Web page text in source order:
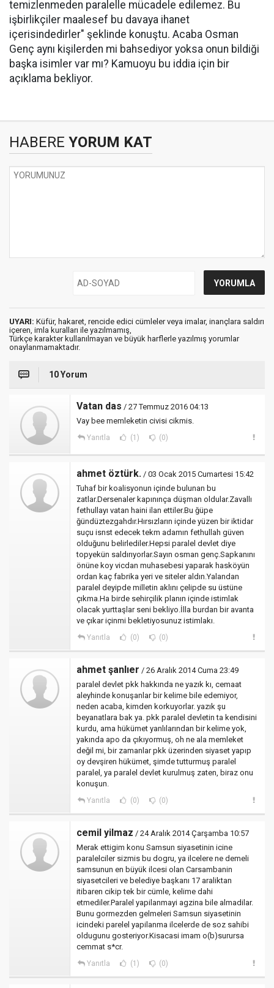
temizlenmeden paralelle mücadele edilemez. Bu
işbirlikçiler maalesef bu davaya ihanet
içerisindedirler" şeklinde konuştu. Acaba Osman
Genç aynı kişilerden mi bahsediyor yoksa onun bildiği
başka isimler var mı? Kamuoyu bu iddia için bir
açıklama bekliyor.
HABERE YORUM KAT
UYARI: Küfür, hakaret, rencide edici cümleler veya imalar, inançlara saldırı
içeren, imla kuralları ile yazılmamış,
Türkçe karakter kullanılmayan ve büyük harflerle yazılmış yorumlar
onaylanmamaktadır.
10 Yorum
Vatan das / 27 Temmuz 2016 04:13
Vay bee memleketin civisi cikmis.
Yanıtla (1) (0)
ahmet öztürk. / 03 Ocak 2015 Cumartesi 15:42
Tuhaf bir koalisyonun içinde bulunan bu
zatlar.Dersenaler kapınınça düşman oldular.Zavallı
fethullayı vatan haini ilan ettiler.Bu ğüpe
ğündüztezgahdır.Hırsızların içinde yüzen bir iktidar
suçu isnst edecek tekm adamın fethullah güven
olduğunu belirlediler.Hepsi paralel devlet diye
topyekün saldırıyorlar.Sayın osman genç.Sapkanını
önüne koy vicdan muhasebesi yaparak hasköyün
ordan kaç fabrika yeri ve siteler aldın.Yalandan
paralel deyipde milletin aklını çelipde su üstüne
çıkma.Ha birde sehirçilik planın içinde istimlak
olacak yurttaşlar seni bekliyo.İlla burdan bir avanta
ve çıkar içinmi bekletiyosunuz istimlakı.
Yanıtla (0) (0)
ahmet şanlıer / 26 Aralık 2014 Cuma 23:49
paralel devlet pkk hakkında ne yazık kı, cemaat
aleyhinde konuşanlar bir kelime bile edemiyor,
neden acaba, kimden korkuyorlar. yazık şu
beyanatlara bak ya. pkk paralel devletin ta kendisini
kurdu, ama hükümet yanlılarından bir kelime yok,
yakında apo da çıkıyormuş, oh ne ala memleket
değil mi, bir zamanlar pkk üzerinden siyaset yapıp
oy devşiren hükümet, şimde tutturmuş paralel
paralel, ya paralel devlet kurulmuş zaten, biraz onu
konuşun.
Yanıtla (0) (0)
cemil yilmaz / 24 Aralık 2014 Çarşamba 10:57
Merak ettigim konu Samsun siyasetinin icine
paralelciler sizmis bu dogru, ya ilcelere ne demeli
samsunun en büyük ilcesi olan Carsambanin
siyasetcileri ve belediye başkanı 17 araliktan
itibaren cikip tek bir cümle, kelime dahi
etmediler.Paralel yapilanmayi agzina bile almadilar.
Bunu gormezden gelmeleri Samsun siyasetinin
icindeki parelel yapilanma ilcelerde de soz sahibi
oldugunu gosteriyor.Kisacasi imam o(b)surursa
cemmat s*cr.
Yanıtla (1) (0)